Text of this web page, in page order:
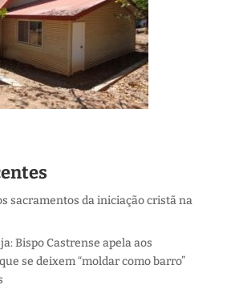
sacramentos da iniciação cristã na
Bispo Castrense apela aos
se deixem “moldar como barro”